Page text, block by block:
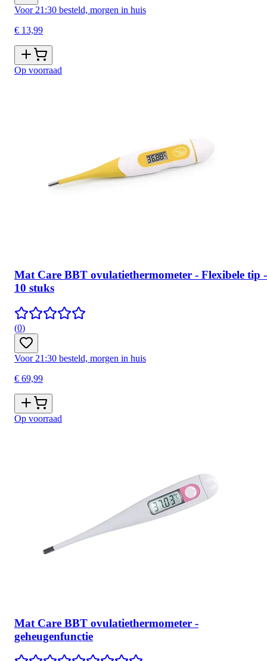
Voor 21:30 besteld, morgen in huis
€ 13,99
Op voorraad
Mat Care BBT ovulatiethermometer - Flexibele tip -
10 stuks
(0)
Voor 21:30 besteld, morgen in huis
€ 69,99
Op voorraad
Mat Care BBT ovulatiethermometer -
geheugenfunctie